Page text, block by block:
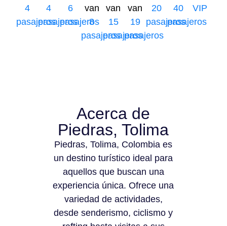
4
pasajeros
4
pasajeros
6
pasajeros
van
8
pasajeros
van
15
pasajeros
van
19
pasajeros
20
pasajeros
40
pasajeros
VIP
Acerca de
Piedras, Tolima
Piedras, Tolima, Colombia es
un destino turístico ideal para
aquellos que buscan una
experiencia única. Ofrece una
variedad de actividades,
desde senderismo, ciclismo y